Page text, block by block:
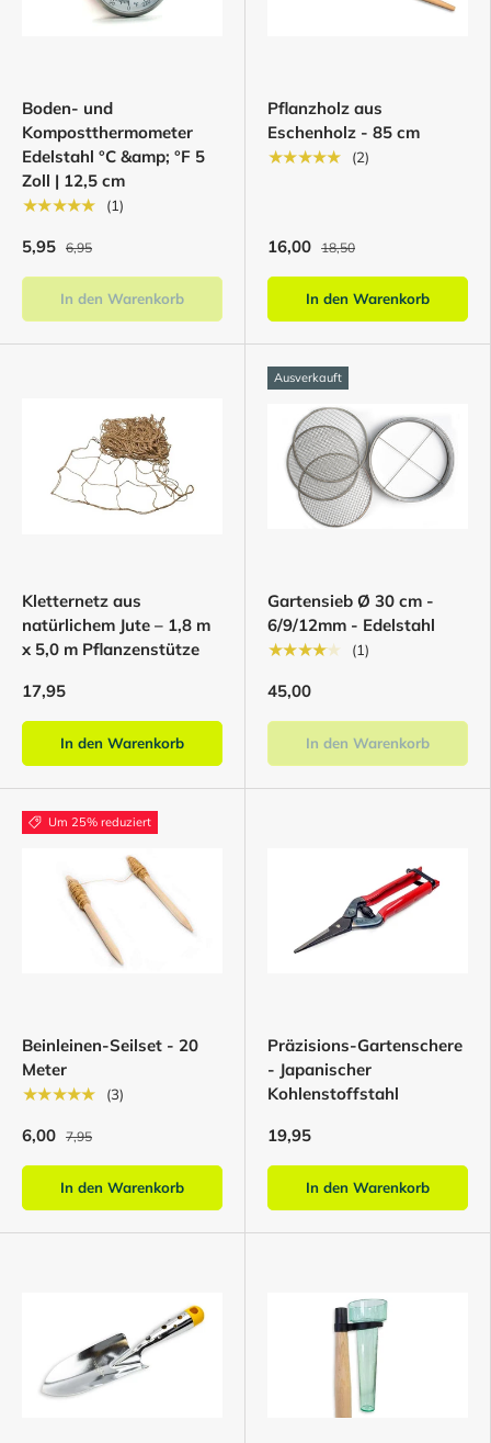
Boden- und
Kompostthermometer
Edelstahl °C &amp; °F 5
Zoll | 12,5 cm
★★★★★
(1)
5,95 6,95
In den Warenkorb
Pflanzholz aus
Eschenholz - 85 cm
★★★★★
(2)
16,00 18,50
In den Warenkorb
Kletternetz aus
natürlichem Jute – 1,8 m
x 5,0 m Pflanzenstütze
17,95
In den Warenkorb
Ausverkauft
Gartensieb Ø 30 cm -
6/9/12mm - Edelstahl
★★★★★
(1)
45,00
In den Warenkorb
Um 25% reduziert
Beinleinen-Seilset - 20
Meter
★★★★★
(3)
6,00 7,95
In den Warenkorb
Präzisions-Gartenschere
- Japanischer
Kohlenstoffstahl
19,95
In den Warenkorb